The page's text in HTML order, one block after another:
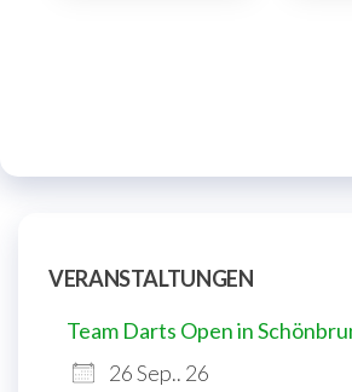
VERANSTALTUNGEN
Team Darts Open in
26 Sep.. 26